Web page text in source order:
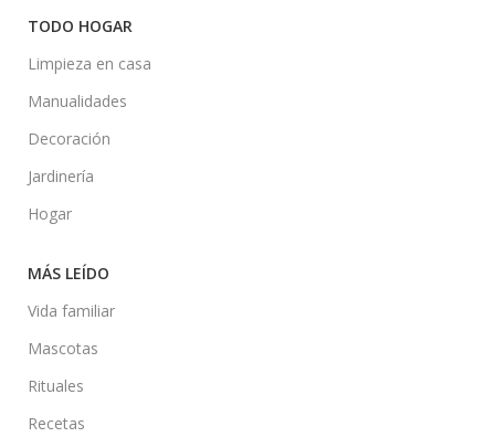
TODO HOGAR
Limpieza en casa
Manualidades
Decoración
Jardinería
Hogar
MÁS LEÍDO
Vida familiar
Mascotas
Rituales
Recetas